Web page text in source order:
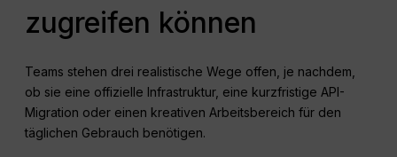
zugreifen können
Teams stehen drei realistische Wege offen, je nachdem,
ob sie eine offizielle Infrastruktur, eine kurzfristige API-
Migration oder einen kreativen Arbeitsbereich für den
täglichen Gebrauch benötigen.